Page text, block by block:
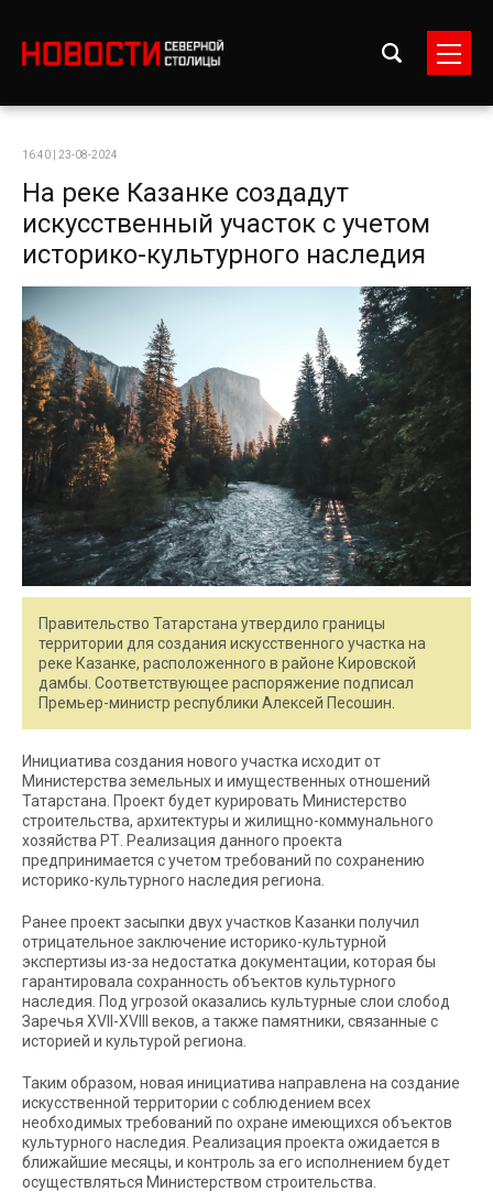
16:40 | 23-08-2024
На реке Казанке создадут
искусственный участок с учетом
историко-культурного наследия
Правительство Татарстана утвердило границы
территории для создания искусственного участка на
реке Казанке, расположенного в районе Кировской
дамбы. Соответствующее распоряжение подписал
Премьер-министр республики Алексей Песошин.
Инициатива создания нового участка исходит от
Министерства земельных и имущественных отношений
Татарстана. Проект будет курировать Министерство
строительства, архитектуры и жилищно-коммунального
хозяйства РТ. Реализация данного проекта
предпринимается с учетом требований по сохранению
историко-культурного наследия региона.
Ранее проект засыпки двух участков Казанки получил
отрицательное заключение историко-культурной
экспертизы из-за недостатка документации, которая бы
гарантировала сохранность объектов культурного
наследия. Под угрозой оказались культурные слои слобод
Заречья XVII-XVIII веков, а также памятники, связанные с
историей и культурой региона.
Таким образом, новая инициатива направлена на создание
искусственной территории с соблюдением всех
необходимых требований по охране имеющихся объектов
культурного наследия. Реализация проекта ожидается в
ближайшие месяцы, и контроль за его исполнением будет
осуществляться Министерством строительства.